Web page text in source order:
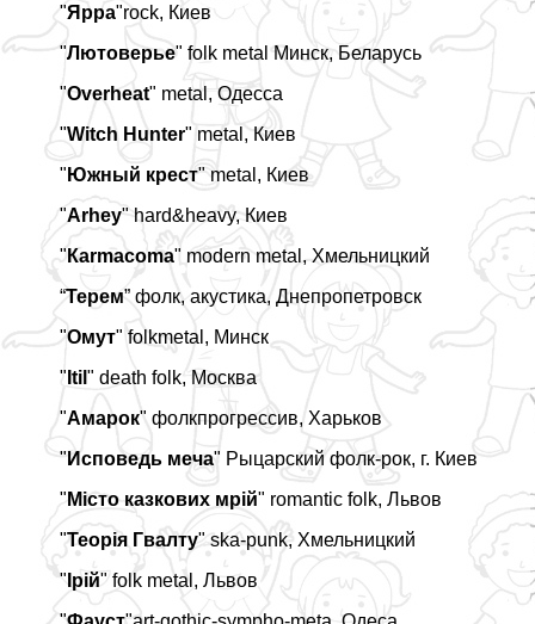
"Ярра"rock, Киев
"Лютоверье" folk metal Минск, Беларусь
"Overheat" metal, Одесса
"Witch Hunter" metal, Киев
" Южный крест" metal, Киев
"Arhey" hard&heavy, Киев
" Кarmacoma" modern metal, Хмельницкий
“Терем” фолк, акустика, Днепропетровск
"Омут" folkmetal, Минск
" Itil " death folk, Москва
"Амарок" фолкпрогрессив, Харьков
" Исповедь меча" Рыцарский фолк-рок, г. Киев
" Місто казкових мрій" romantic folk, Львов
"Теорія Гвалту" ska-punk, Хмельницкий
" Ірій" folk metal, Львов